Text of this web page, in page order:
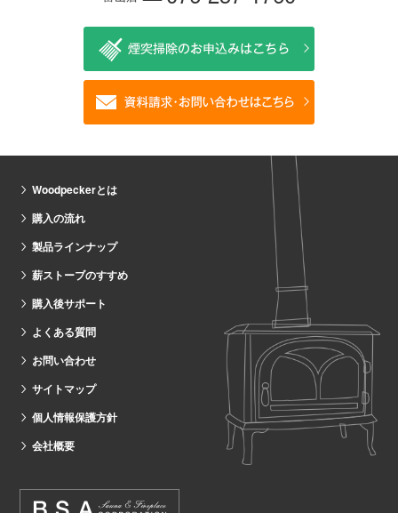
Woodpeckerとは
購入の流れ
製品ラインナップ
薪ストーブのすすめ
購入後サポート
よくある質問
お問い合わせ
サイトマップ
個人情報保護方針
会社概要